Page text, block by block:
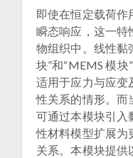
即使在恒定载荷作
瞬态响应，这一特
物组织中。线性黏
块”和“MEMS 模块
适用于应力与应变
性关系的情形。而
可通过本模块引入
性材料模型扩展为
关系。本模块提供